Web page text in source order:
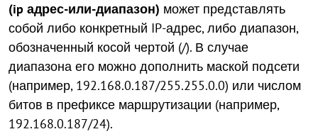
(ip адрес-или-диапазон) может представлять
собой либо конкретный IP-адрес, либо диапазон,
обозначенный косой чертой (/). В случае
диапазона его можно дополнить маской подсети
(например, 192.168.0.187/255.255.0.0) или числом
битов в префиксе маршрутизации (например,
192.168.0.187/24).